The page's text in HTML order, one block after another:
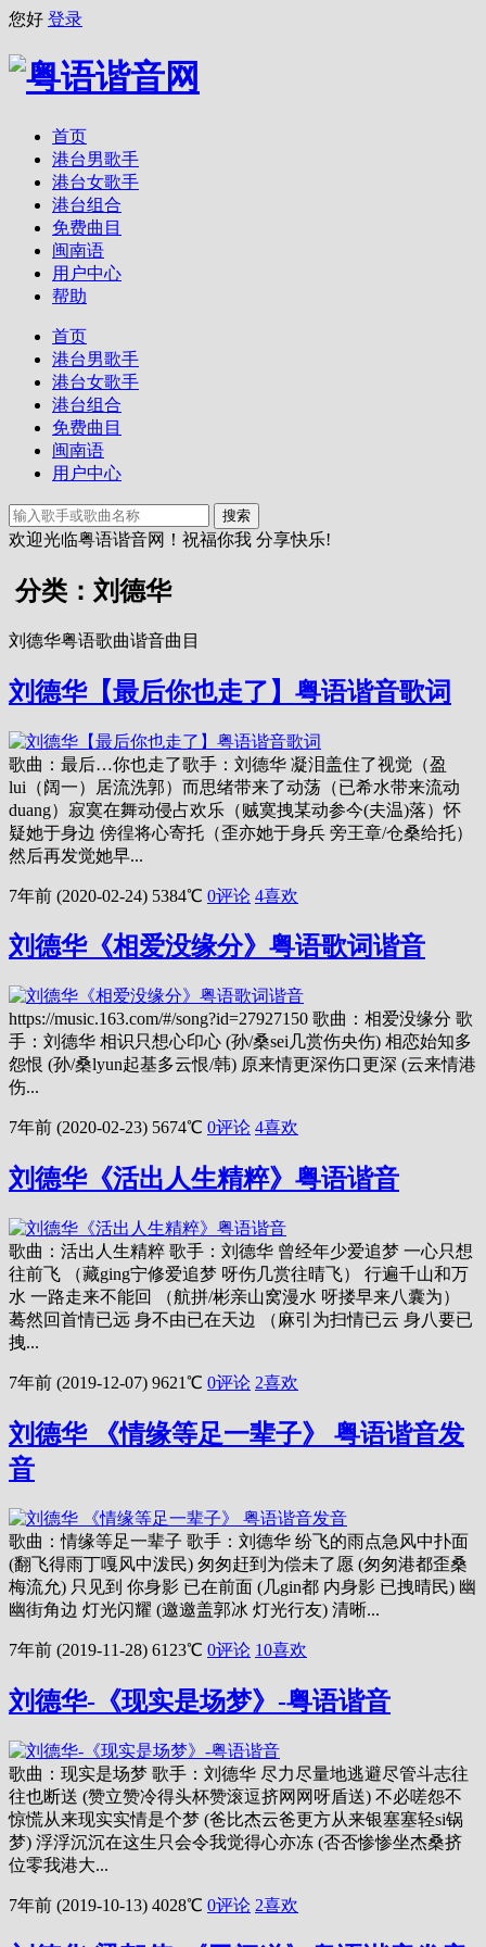
您好 登录
首页
港台男歌手
港台女歌手
港台组合
免费曲目
闽南语
用户中心
帮助
首页
港台男歌手
港台女歌手
港台组合
免费曲目
闽南语
用户中心
搜索
欢迎光临粤语谐音网！祝福你我 分享快乐!
分类：刘德华
刘德华粤语歌曲谐音曲目
刘德华【最后你也走了】粤语谐音歌词
歌曲：最后…你也走了歌手：刘德华 凝泪盖住了视觉（盈
lui（阔一）居流洗郭）而思绪带来了动荡（已希水带来流动
duang）寂寞在舞动侵占欢乐（贼寞拽某动参今(夫温)落）怀
疑她于身边 傍徨将心寄托（歪亦她于身兵 旁王章/仓桑给托）
然后再发觉她早...
7年前 (2020-02-24) 5384℃ 0评论 4喜欢
刘德华《相爱没缘分》粤语歌词谐音
https://music.163.com/#/song?id=27927150 歌曲：相爱没缘分 歌
手：刘德华 相识只想心印心 (孙/桑sei几赏伤央伤) 相恋始知多
怨恨 (孙/桑lyun起基多云恨/韩) 原来情更深伤口更深 (云来情港
伤...
7年前 (2020-02-23) 5674℃ 0评论 4喜欢
刘德华《活出人生精粹》粤语谐音
歌曲：活出人生精粹 歌手：刘德华 曾经年少爱追梦 一心只想
往前飞 （藏ging宁修爱追梦 呀伤几赏往晴飞） 行遍千山和万
水 一路走来不能回 （航拼/彬亲山窝漫水 呀搂早来八囊为）
蓦然回首情已远 身不由已在天边 （麻引为扫情已云 身八要已
拽...
7年前 (2019-12-07) 9621℃ 0评论 2喜欢
刘德华 《情缘等足一辈子》 粤语谐音发
音
歌曲：情缘等足一辈子 歌手：刘德华 纷飞的雨点急风中扑面
(翻飞得雨丁嘎风中泼民) 匆匆赶到为偿未了愿 (匆匆港都歪桑
梅流允) 只见到 你身影 已在前面 (几gin都 内身影 已拽晴民) 幽
幽街角边 灯光闪耀 (邀邀盖郭冰 灯光行友) 清晰...
7年前 (2019-11-28) 6123℃ 0评论 10喜欢
刘德华-《现实是场梦》-粤语谐音
歌曲：现实是场梦 歌手：刘德华 尽力尽量地逃避尽管斗志往
往也断送 (赞立赞冷得头杯赞滚逗挤网网呀盾送) 不必嗟怨不
惊慌从来现实实情是个梦 (爸比杰云爸更方从来银塞塞轻si锅
梦) 浮浮沉沉在这生只会令我觉得心亦冻 (否否惨惨坐杰桑挤
位零我港大...
7年前 (2019-10-13) 4028℃ 0评论 2喜欢